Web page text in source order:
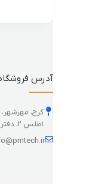
آدرس
کرج، مهرشهر،
اطلس 2، دفتر فنی پیام